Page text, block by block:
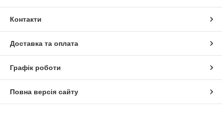
Контакти
Доставка та оплата
Графік роботи
Повна версія сайту